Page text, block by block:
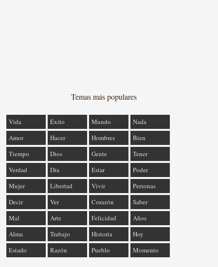
Temas más populares
Vida Éxito Mundo
Nada
Amor
Hacer Hombres
Bien
Tiempo
Dios Gente
Tener
Verdad
Día Estar
Poder
Mujer
Libertad Vivir
Personas
Decir
Ver Corazón
Saber
Mal
Arte Felicidad
Años
Alma
Trabajo Historia
Hoy
Estado
Razón Pueblo Momento